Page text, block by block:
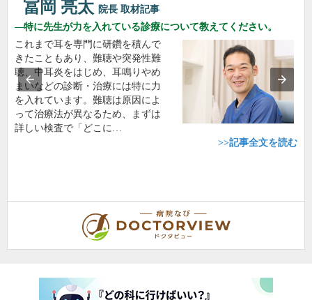
冨岡 亮太 院長 取材記事
特に先生が力を入れている診療について教えてください。
これまで耳を専門に研鑽を積んで
きたこともあり、難聴や突発性難
聴、中耳炎をはじめ、耳鳴りやめ
まいなどの診断・治療には特に力
を入れています。難聴は原因によ
って治療法が異なるため、まずは
詳しい検査で「どこに…
>>記事全文を読む